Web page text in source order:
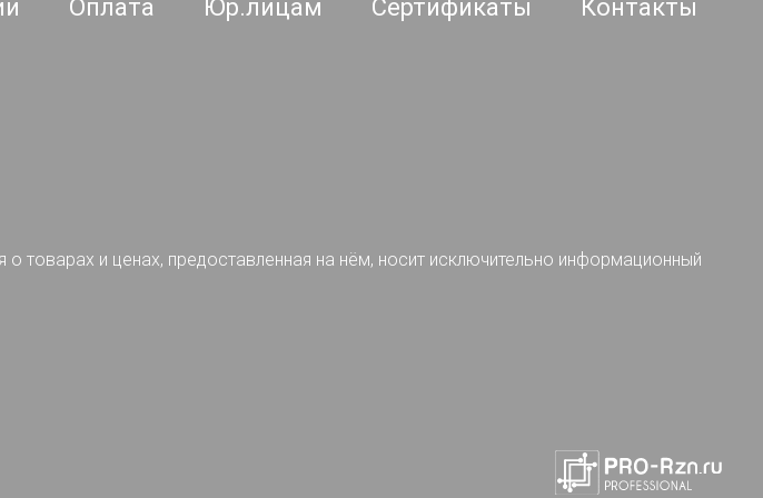
Оплата Юр.лицам Сертификаты Контакты
товарах и ценах, предоставленная на нём, носит исключительно информационный